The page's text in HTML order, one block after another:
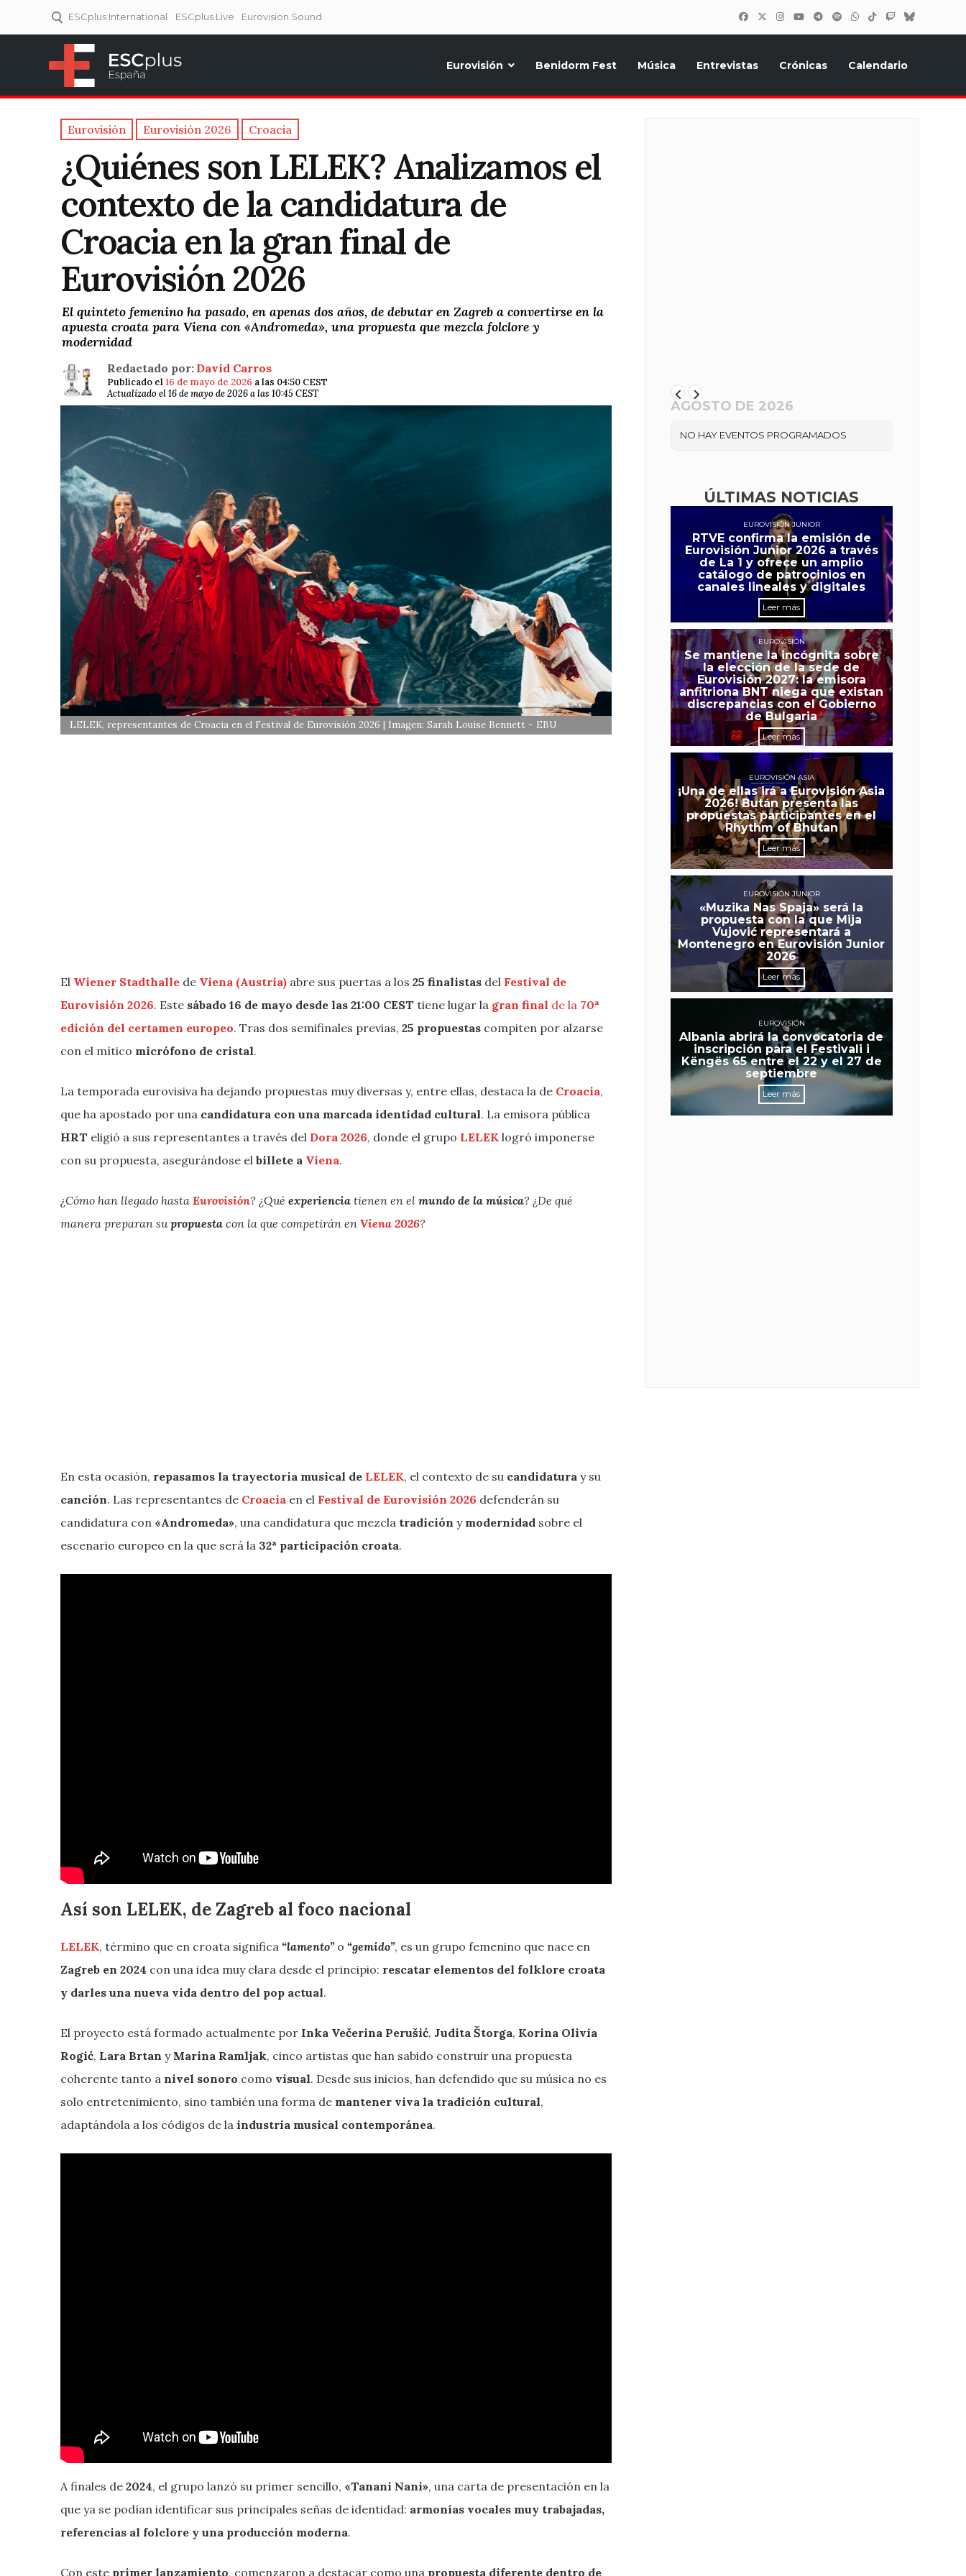
ESCplus International ESCplus Live Eurovision Sound
Eurovisión Benidorm Fest Música Entrevistas Crónicas Calendario
Eurovisión Eurovisión 2026 Croacia
¿Quiénes son LELEK? Analizamos el
contexto de la candidatura de
Croacia en la gran final de
Eurovisión 2026
El quinteto femenino ha pasado, en apenas dos años, de debutar en Zagreb a convertirse en la
apuesta croata para Viena con «Andromeda», una propuesta que mezcla folclore y
modernidad
Redactado por: David Carros
Publicado el16 de mayo de 2026 a las 04:50 CEST
Actualizado el 16 de mayo de 2026 a las 10:45 CEST
LELEK, representantes de Croacia en el Festival de Eurovisión 2026 | Imagen: Sarah Louise Bennett - EBU
El Wiener Stadthalle de Viena (Austria) abre sus puertas a los 25 finalistas del Festival de
Eurovisión 2026. Este sábado 16 de mayo desde las 21:00 CEST tiene lugar la gran final de la 70ª
edición del certamen europeo. Tras dos semifinales previas, 25 propuestas compiten por alzarse
con el mítico micrófono de cristal.
La temporada eurovisiva ha dejando propuestas muy diversas y, entre ellas, destaca la de Croacia,
que ha apostado por una candidatura con una marcada identidad cultural. La emisora pública
HRT eligió a sus representantes a través del Dora 2026, donde el grupo LELEK logró imponerse
con su propuesta, asegurándose el billete a Viena.
¿Cómo han llegado hasta Eurovisión? ¿Qué experiencia tienen en el mundo de la música? ¿De qué
manera preparan supropuesta con la que competirán en Viena 2026?
En esta ocasión, repasamos la trayectoria musical de LELEK, el contexto de su candidatura y su
canción. Las representantes de Croacia en el Festival de Eurovisión 2026 defenderán su
candidatura con «Andromeda», una candidatura que mezcla tradición y modernidad sobre el
escenario europeo en la que será la 32ª participación croata.
Así son LELEK, de Zagreb al foco nacional
LELEK, término que en croata significa “lamento” o “gemido”, es un grupo femenino que nace en
Zagreb en 2024 con una idea muy clara desde el principio: rescatar elementos del folklore croata
y darles una nueva vida dentro del pop actual.
El proyecto está formado actualmente por Inka Večerina Perušić, Judita Štorga, Korina Olivia
Rogić, Lara Brtan y Marina Ramljak, cinco artistas que han sabido construir una propuesta
coherente tanto a nivel sonoro como visual. Desde sus inicios, han defendido que su música no es
solo entretenimiento, sino también una forma de mantener viva la tradición cultural,
adaptándola a los códigos de la industria musical contemporánea.
A finales de 2024, el grupo lanzó su primer sencillo, «Tanani Nani», una carta de presentación en la
que ya se podían identificar sus principales señas de identidad: armonías vocales muy trabajadas,
referencias al folclore y una producción moderna.
Con este primer lanzamiento, comenzaron a destacar como una propuesta diferente dentro de
AGOSTO DE 2026
NO HAY EVENTOS PROGRAMADOS
ÚLTIMAS NOTICIAS
EUROVISIÓN JUNIOR
RTVE confirma la emisión de
Eurovisión Junior 2026 a través
de La 1 y ofrece un amplio
catálogo de patrocinios en
canales lineales y digitales
Leer más
EUROVISIÓN
Se mantiene la incógnita sobre
la elección de la sede de
Eurovisión 2027: la emisora
anfitriona BNT niega que existan
discrepancias con el Gobierno
de Bulgaria
Leer más
EUROVISIÓN ASIA
¡Una de ellas irá a Eurovisión Asia
2026! Bután presenta las
propuestas participantes en el
Rhythm of Bhutan
Leer más
EUROVISIÓN JUNIOR
«Muzika Nas Spaja» será la
propuesta con la que Mija
Vujović representará a
Montenegro en Eurovisión Junior
2026
Leer más
EUROVISIÓN
Albania abrirá la convocatoria de
inscripción para el Festivali i
Këngës 65 entre el 22 y el 27 de
septiembre
Leer más